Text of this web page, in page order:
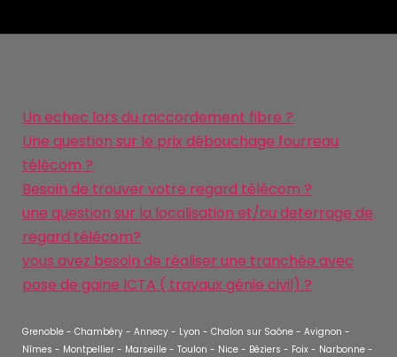
Un echec lors du raccordement fibre ?
Une question sur le prix débouchage fourreau
télécom ?
Besoin de trouver votre regard télécom ?
une question sur la localisation et/ou deterrage de
regard télécom?
vous avez besoin de réaliser une tranchée avec
pose de gaine ICTA ( travaux génie civil) ?
Grenoble - Chambéry - Annecy - Lyon - Chalon sur Saône - Avignon -
Nîmes - Montpellier - Marseille - Toulon - Nice - Béziers - Foix - Narbonne -